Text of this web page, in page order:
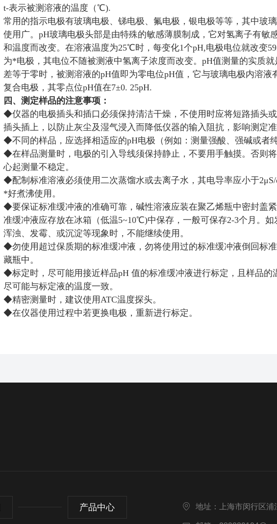
t-表示被测溶液的温度（℃).
常用的指示电极有玻璃电极、锑电极、氟电极，银电极等等，其中玻
使用广。pH玻璃电极头部是由特殊的敏感薄膜制成，它对氢离子有
和温度而改变。在溶液温度为25℃时，每变化1个pH,电极电位就改变
为*电极，其电位不随被测液中氢离子浓度而改变。pH值测量的实质
差等于零时，被测溶液的pH值即为零电位pH值，它与玻璃电极内溶
复合电极，其零点位pH值在7±0. 25pH.
四、测定样品的注意事项：
◆仪器的电极插头和插口必须保持清洁干燥，不使用时应将短路插头
插头插上，以防止灰尘及湿气浸入而降低仪器的输入阻抗，影响测定准
◆不同的样品，应选择相适应的pH电极（例如：测量强酸、强碱或者纯
◆在样品测量时，电极的引入导线须保持静止，不要用手触摸。否则将
心起测量不稳定。
◆配制标准溶液必须使用二次蒸馏水或去离子水，其电导率应小于2μS/
*好煮沸使用。
◆要保证标准缓冲液的准确可靠，碱性溶液应装在聚乙烯瓶中密封盖
准缓冲液应存放在冰箱（低温5~10℃)中保存，一般可保存2-3个月。如
浑浊、发霉、或沉淀等现象时，不能继续使用。
◆勿使用超过保质期的标准缓冲液，勿将使用过的标准缓冲液倒回标
藏瓶中。
◆标定时，尽可能用接近样品pH 值的标准缓冲液进行标定，且样品的
尽可能与标定液的温度一致。
◆精密测量时，建议使用ATC温度探头。
◆在仪器使用过程中若更换电极，重新进行标定。
产品中心 地址：上海市闵行区